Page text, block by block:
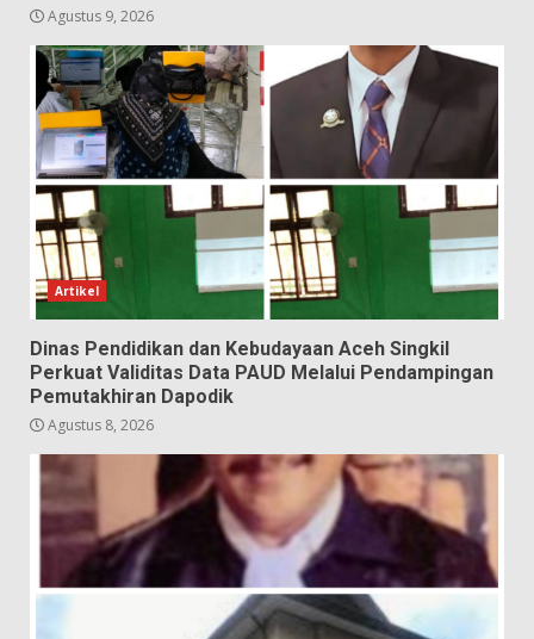
Agustus 9, 2026
Artikel
Dinas Pendidikan dan Kebudayaan Aceh Singkil
Perkuat Validitas Data PAUD Melalui Pendampingan
Pemutakhiran Dapodik
Agustus 8, 2026